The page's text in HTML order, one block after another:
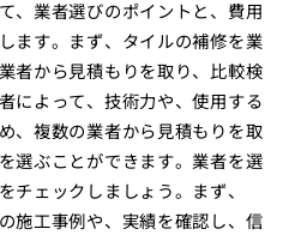
、業者選びのポイントと、費用
ます。まず、タイルの補修を業
者から見積もりを取り、比較検
によって、技術力や、使用する
、複数の業者から見積もりを取
選ぶことができます。業者を選
チェックしましょう。まず、
施工事例や、実績を確認し、信